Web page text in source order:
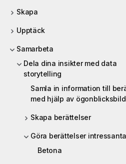
Skapa
Upptäck
Samarbeta
Dela dina insikter med data
storytelling
Samla in information till
med hjälp av
Skapa berättelser
Göra berättelser intressanta
Betona